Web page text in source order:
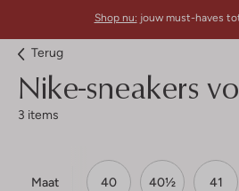
Shop nu: jouw must-haves
Terug
Nike-sneakers
3 items
Maat 40 40½ 41